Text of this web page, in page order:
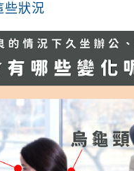
些狀況